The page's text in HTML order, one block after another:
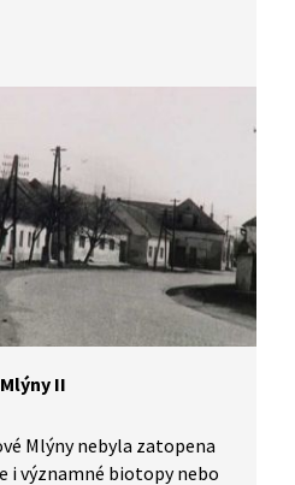
II
Mlýny nebyla zatopena
i významné biotopy nebo